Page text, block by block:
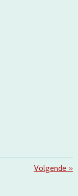
Volgende »